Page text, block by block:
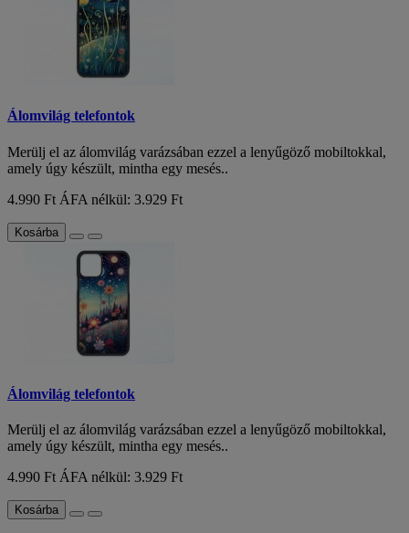
Álomvilág telefontok
Merülj el az álomvilág varázsában ezzel a lenyűgöző mobiltokkal,
amely úgy készült, mintha egy mesés..
4.990 Ft ÁFA nélkül: 3.929 Ft
Kosárba
Álomvilág telefontok
Merülj el az álomvilág varázsában ezzel a lenyűgöző mobiltokkal,
amely úgy készült, mintha egy mesés..
4.990 Ft ÁFA nélkül: 3.929 Ft
Kosárba